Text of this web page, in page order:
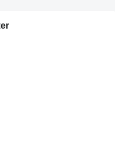
3,2